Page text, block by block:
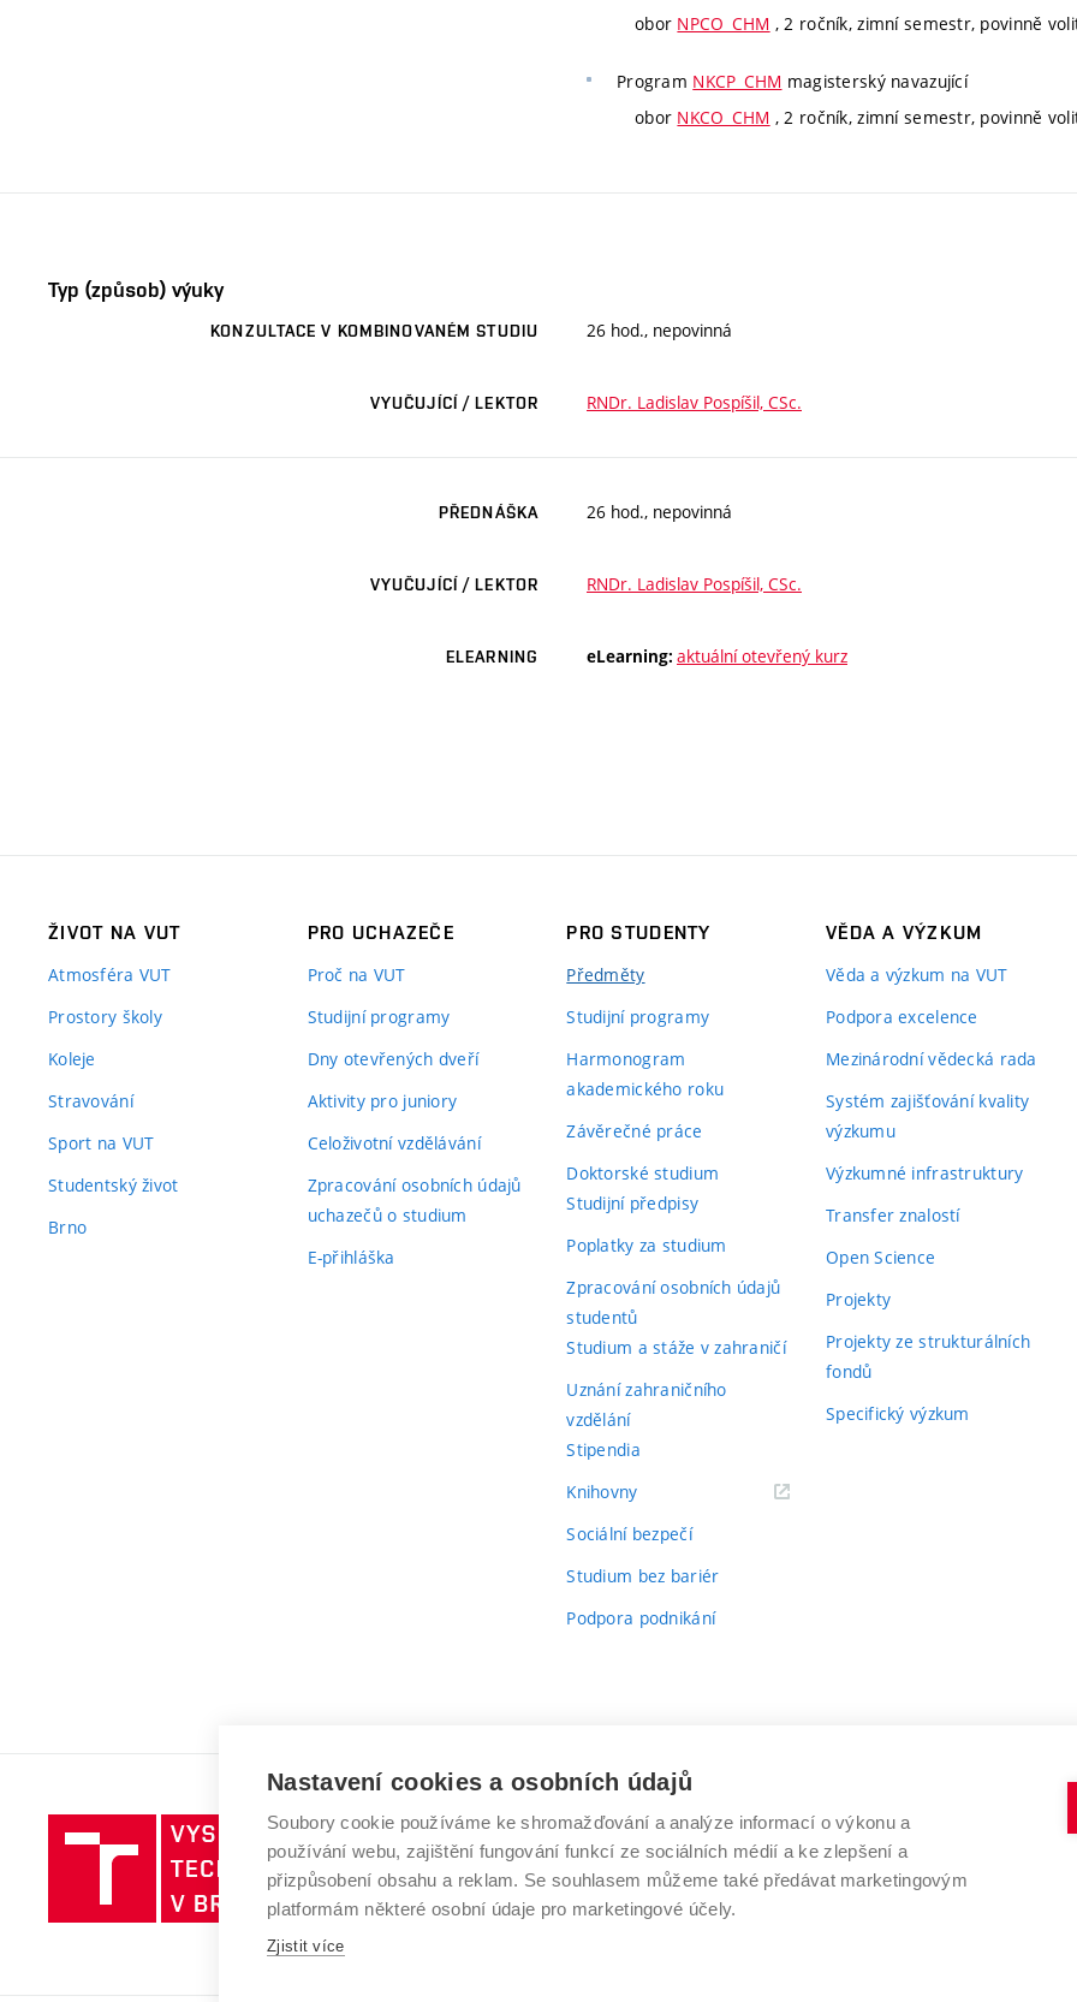
obor NPCO_CHM , 2 ročník, zimní semestr, povinně
Program NKCP_CHM magisterský navazující
obor NKCO_CHM , 2 ročník, zimní semestr, povinně
Typ (způsob) výuky
KONZULTACE V KOMBINOVANÉM STUDIU 26 hod., nepovinná
VYUČUJÍCÍ / LEKTOR RNDr. Ladislav Pospíšil, CSc.
PŘEDNÁŠKA 26 hod., nepovinná
VYUČUJÍCÍ / LEKTOR RNDr. Ladislav Pospíšil, CSc.
ELEARNING eLearning: aktuální otevřený kurz
ŽIVOT NA VUT
Atmosféra VUT
Prostory školy
Koleje
Stravování
Sport na VUT
Studentský život
Brno
PRO UCHAZEČE
Proč na VUT
Studijní programy
Dny otevřených dveří
Aktivity pro juniory
Celoživotní vzdělávání
Zpracování osobních údajů
uchazečů o studium
E-přihláška
PRO STUDENTY
Předměty
Studijní programy
Harmonogram
akademického roku
Závěrečné práce
Doktorské studium
Studijní předpisy
Poplatky za studium
Zpracování osobních údajů
studentů
Studium a stáže v zahraničí
Uznání zahraničního
vzdělání
Stipendia
Knihovny(externí
Sociální bezpečí
Studium bez bariér
Podpora podnikání
VĚDA A VÝZKUM
Věda a výzkum na VUT
Podpora excelence
Mezinárodní vědecká rada
Systém zajišťování kvality
výzkumu
Výzkumné infrastruktury
Transfer znalostí
Open Science
Projekty
Projekty ze strukturálních
fondů
Specifický výzkum
Vysoké
učení
technické
v
VYSOKÉ UČENÍ TECHNICKÉ V BRNĚ
Antonínská 548/1
602 00 Brno
www.vut.cz
Nastavení cookies a osobních údajů
Soubory cookie používáme ke shromažďování a analýze informací o výkonu a
používání webu, zajištění fungování funkcí ze sociálních médií a ke zlepšení a
přizpůsobení obsahu a reklam. Se souhlasem můžeme také předávat marketingovým
platformám některé osobní údaje pro marketingové účely.
Zjistit více